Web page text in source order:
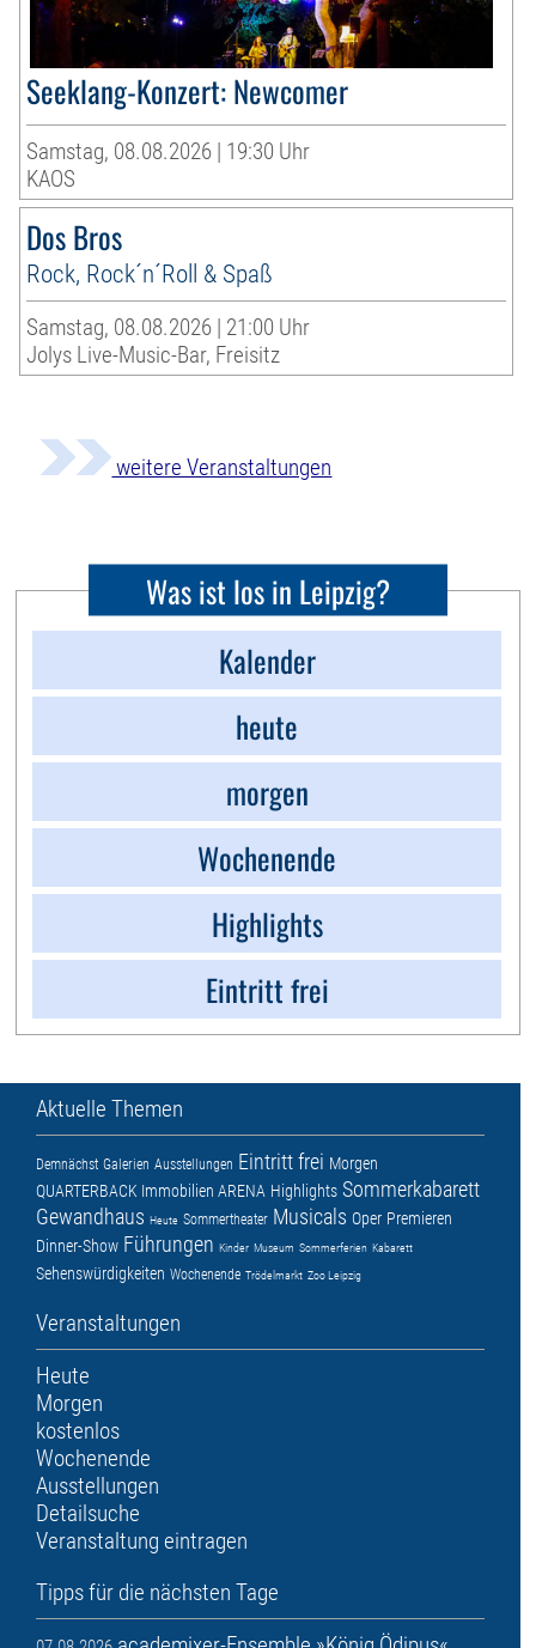
Seeklang-Konzert: Newcomer
Samstag, 08.08.2026 | 19:30 Uhr
KAOS
Dos Bros
Rock, Rock´n´Roll & Spaß
Samstag, 08.08.2026 | 21:00 Uhr
Jolys Live-Music-Bar, Freisitz
weitere Veranstaltungen
Was ist los in Leipzig?
Kalender
heute
morgen
Wochenende
Highlights
Eintritt frei
Aktuelle Themen
Demnächst Galerien Ausstellungen Eintritt frei Morgen
QUARTERBACK Immobilien ARENA Highlights Sommerkabarett
Gewandhaus Heute Sommertheater Musicals Oper Premieren
Dinner-Show Führungen Kinder Museum Sommerferien Kabarett
Sehenswürdigkeiten Wochenende Trödelmarkt Zoo Leipzig
Veranstaltungen
Heute
Morgen
kostenlos
Wochenende
Ausstellungen
Detailsuche
Veranstaltung eintragen
Tipps für die nächsten Tage